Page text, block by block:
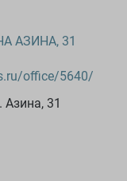
АЗИНА, 31
office/5640/
Азина, 31